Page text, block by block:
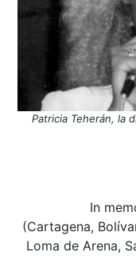
Patricia Teherán, la
In
(Cartagena,
Loma de Arena,